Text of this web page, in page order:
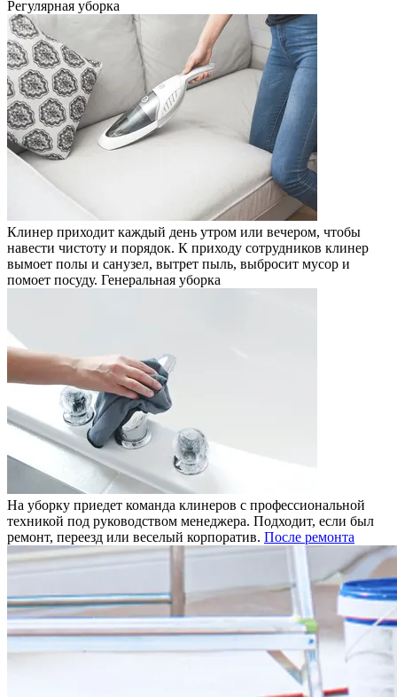
Регулярная уборка
Клинер приходит каждый день утром или вечером, чтобы
навести чистоту и порядок. К приходу сотрудников клинер
вымоет полы и санузел, вытрет пыль, выбросит мусор и
помоет посуду. Генеральная уборка
На уборку приедет команда клинеров с профессиональной
техникой под руководством менеджера. Подходит, если был
ремонт, переезд или веселый корпоратив. После ремонта